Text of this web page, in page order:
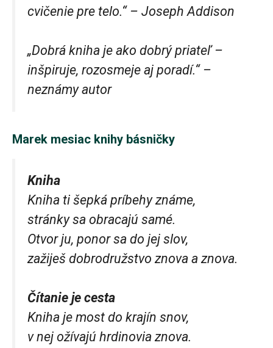
cvičenie pre telo.“ – Joseph Addison
„Dobrá kniha je ako dobrý priateľ –
inšpiruje, rozosmeje aj poradí.“ –
neznámy autor
Marek mesiac knihy básničky
Kniha
Kniha ti šepká príbehy známe,
stránky sa obracajú samé.
Otvor ju, ponor sa do jej slov,
zažiješ dobrodružstvo znova a znova.
Čítanie je cesta
Kniha je most do krajín snov,
v nej ožívajú hrdinovia znova.